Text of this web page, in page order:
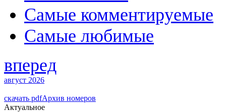
Самые комментируемые
Самые любимые
вперед
август 2026
скачать pdfАрхив номеров
Актуальное